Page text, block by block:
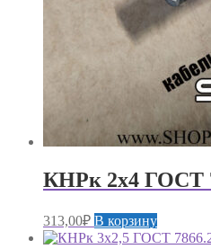
КНРк 2х4 ГОСТ
313,00₽ В корзину